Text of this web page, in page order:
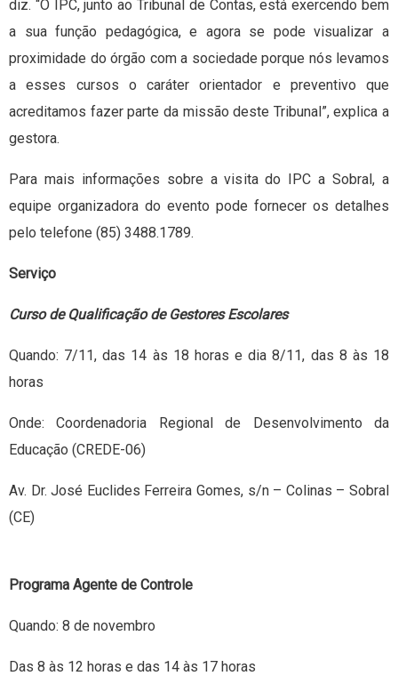
diz. “O IPC, junto ao Tribunal de Contas, está exercendo bem
a sua função pedagógica, e agora se pode visualizar a
proximidade do órgão com a sociedade porque nós levamos
a esses cursos o caráter orientador e preventivo que
acreditamos fazer parte da missão deste Tribunal”, explica a
gestora.
Para mais informações sobre a visita do IPC a Sobral, a
equipe organizadora do evento pode fornecer os detalhes
pelo telefone (85) 3488.1789.
Serviço
Curso de Qualificação de Gestores Escolares
Quando: 7/11, das 14 às 18 horas e dia 8/11, das 8 às 18
horas
Onde: Coordenadoria Regional de Desenvolvimento da
Educação (CREDE-06)
Av. Dr. José Euclides Ferreira Gomes, s/n – Colinas – Sobral
(CE)
Programa Agente de Controle
Quando: 8 de novembro
Das 8 às 12 horas e das 14 às 17 horas